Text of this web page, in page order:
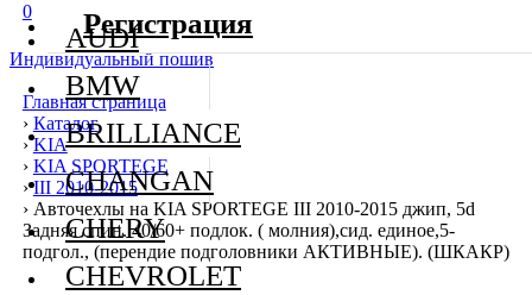
0
Индивидуальный пошив
Главная страница
› Каталог
› KIA
› KIA SPORTEGE
› III 2010-2015
› Авточехлы на KIA SPORTEGE III 2010-2015 джип, 5d
Задняя спин. 40/60+ подлок. ( молния),сид. единое,5-
подгол., (перендие подголовники АКТИВНЫЕ). (ШКАКР)
AUDI
BMW
BRILLIANCE
CHANGAN
CHERY
CHEVROLET
Регистрация